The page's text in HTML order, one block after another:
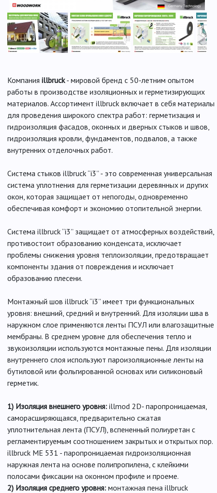
Компания illbruck- мировой бренд с 50-летним опытом
работы в производстве изоляционных и герметизирующих
материалов. Ассортимент illbruck включает в себя материалы
для проведения широкого спектра работ: герметизация и
гидроизоляция фасадов, оконных и дверных стыков и швов,
гидроизоляция кровли, фундаментов, подвалов, а также
внутренних отделочных работ.
Система стыков illbruck “i3” - это современная универсальная
система уплотнения для герметизации деревянных и других
окон, которая защищает от непогоды, одновременно
обеспечивая комфорт и экономию отопительной энергии.
Система illbruck “i3” защищает от атмосферных воздействий,
противостоит образованию конденсата, исключает
проблемы снижения уровня теплоизоляции, предотвращает
компоненты здания от повреждения и исключает
образованию плесени.
Монтажный шов illbruck “i3” имеет три функциональных
уровня: внешний, средний и внутренний. Для изоляции шва в
наружном слое применяются ленты ПСУЛ или влагозащитные
мембраны. В среднем уровне для обеспечения тепло и
звукоизоляции используются монтажные пены. Для изоляции
внутреннего слоя используют пароизоляционные ленты на
бутиловой или фольгированной основах или силиконовый
герметик.
1) Изоляция внешнего уровня: illmod 2D- паропроницаемая,
саморасширяющаяся, предварительно сжатая
уплотнительная лента (ПСУЛ), вспененный полиуретан с
регламентируемым соотношением закрытых и открытых пор.
illbruck ME 531 - паропроницаемая гидроизоляционная
наружная лента на основе полипропилена, с клейкими
полосами фиксации на оконном профиле и проеме.
2) Изоляция среднего уровня: монтажная пена illbruck